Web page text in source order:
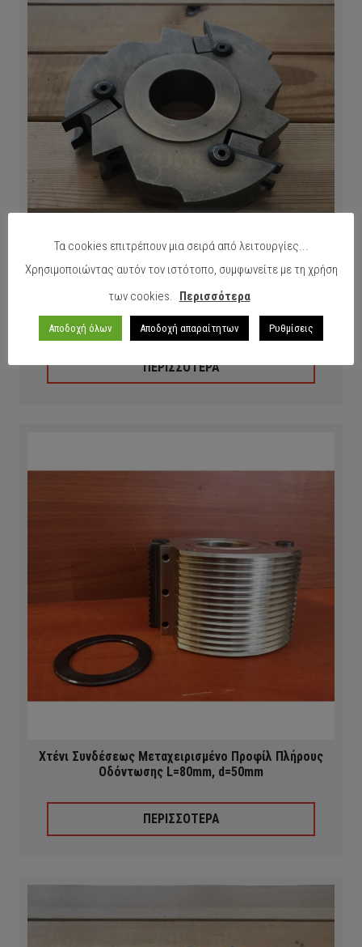
Ραδίου Θηλυκό 1/2 R=6 για ξύλο 12mm Για άξονα
Φ40mm
ΠΕΡΙΣΣΟΤΕΡΑ
Χτένι Συνδέσεως Μεταχειρισμένο Προφίλ Πλήρους
Οδόντωσης L=80mm, d=50mm
ΠΕΡΙΣΣΟΤΕΡΑ
Τα cookies επιτρέπουν μια σειρά από λειτουργίες...
Χρησιμοποιώντας αυτόν τον ιστότοπο, συμφωνείτε με τη χρήση
των cookies.
Περισσότερα
Αποδοχή όλων Αποδοχή απαραίτητων Ρυθμίσεις